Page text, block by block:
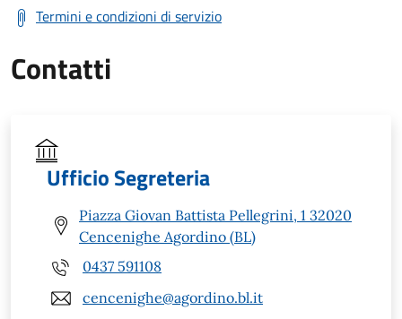
Termini e condizioni di servizio
Contatti
Ufficio Segreteria
Piazza Giovan Battista Pellegrini, 1 32020
Cencenighe Agordino (BL)
0437 591108
cencenighe@agordino.bl.it